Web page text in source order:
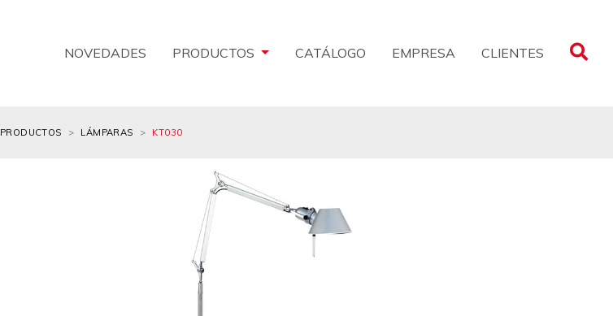
NOVEDADES PRODUCTOS CATÁLOGO EMPRESA CLIENTES
PRODUCTOS LÁMPARAS KT030